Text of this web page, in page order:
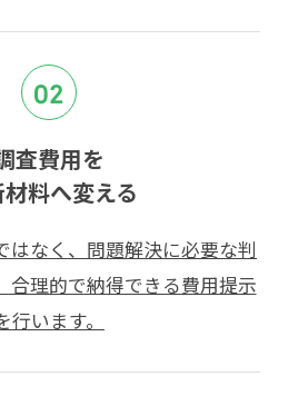
02
査費用を
料へ変える
はなく、問題解決に必要な判
合理的で納得できる費用提示
行います。